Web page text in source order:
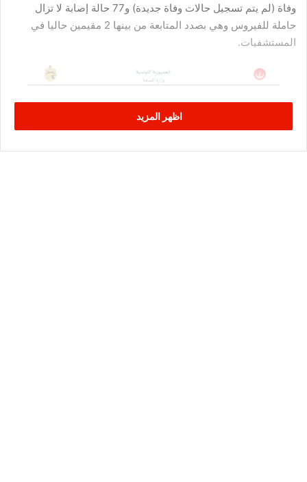
وفاة (لم يتم تسجيل حالات وفاة جديدة) و77 حالة إصابة لا تزال
حاملة للفيروس وهي بصدد المتابعة من بينها 2 مقيمين حاليا في
المستشفيات.
اظهر المزيد